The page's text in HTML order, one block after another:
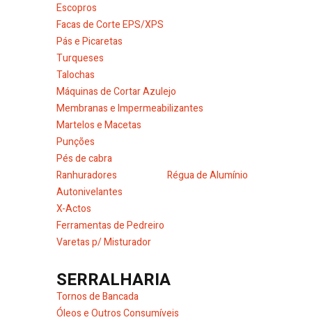
Escopros
Facas de Corte EPS/XPS
Pás e Picaretas
Turqueses
Talochas
Máquinas de Cortar Azulejo
Membranas e Impermeabilizantes
Martelos e Macetas
Punções
Pés de cabra
Ranhuradores
Régua de Alumínio
Autonivelantes
X-Actos
Ferramentas de Pedreiro
Varetas p/ Misturador
SERRALHARIA
Tornos de Bancada
Óleos e Outros Consumíveis